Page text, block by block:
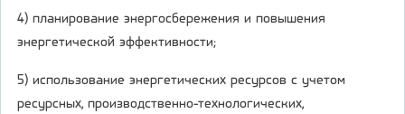
4) планирование энергосбережения и повышения
энергетической эффективности;
5) использование энергетических ресурсов с учетом
ресурсных, производственно-технологических,